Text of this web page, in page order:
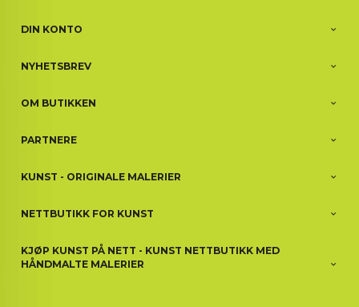
DIN KONTO
NYHETSBREV
OM BUTIKKEN
PARTNERE
KUNST - ORIGINALE MALERIER
NETTBUTIKK FOR KUNST
KJØP KUNST PÅ NETT - KUNST NETTBUTIKK MED
HÅNDMALTE MALERIER